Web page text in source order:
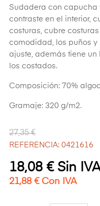
Sudadera con capucha
contraste en el interior,
costuras, cubre
comodidad, los puños y
ajuste, además tiene
los costados.
Composición: 70%
Gramaje: 320 g/m2.
27,35 €
REFERENCIA: 0421616
18,08 € Sin IVA
21,88 € Con IVA